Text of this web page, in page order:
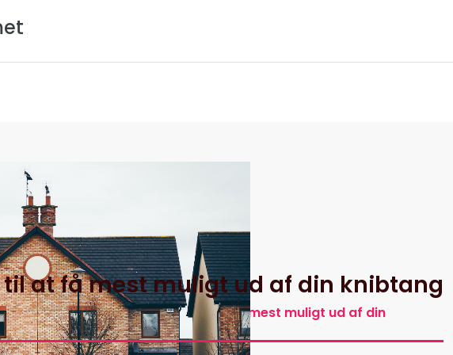
til at få mest muligt ud af din knibtang
Artikler
De bedste tips til at få mest muligt ud af din
knibtang